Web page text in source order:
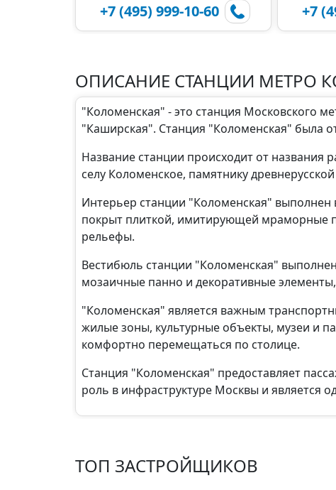
+7 (495) 999-10-60 +7
ОПИСАНИЕ СТАНЦИИ МЕТРО
"Коломенская" - это станция Московского
"Каширская". Станция "Коломенская" была
Название станции происходит от названия
селу Коломенское, памятнику
Интерьер станции "Коломенская"
покрыт плиткой, имитирующей мраморные
рельефы.
Вестибюль станции "Коломенская"
мозаичные панно и декоративные
"Коломенская" является важным
жилые зоны, культурные объекты, музеи и
комфортно перемещаться по столице.
Станция "Коломенская" предоставляет
роль в инфраструктуре Москвы и является
ТОП ЗАСТРОЙЩИКОВ